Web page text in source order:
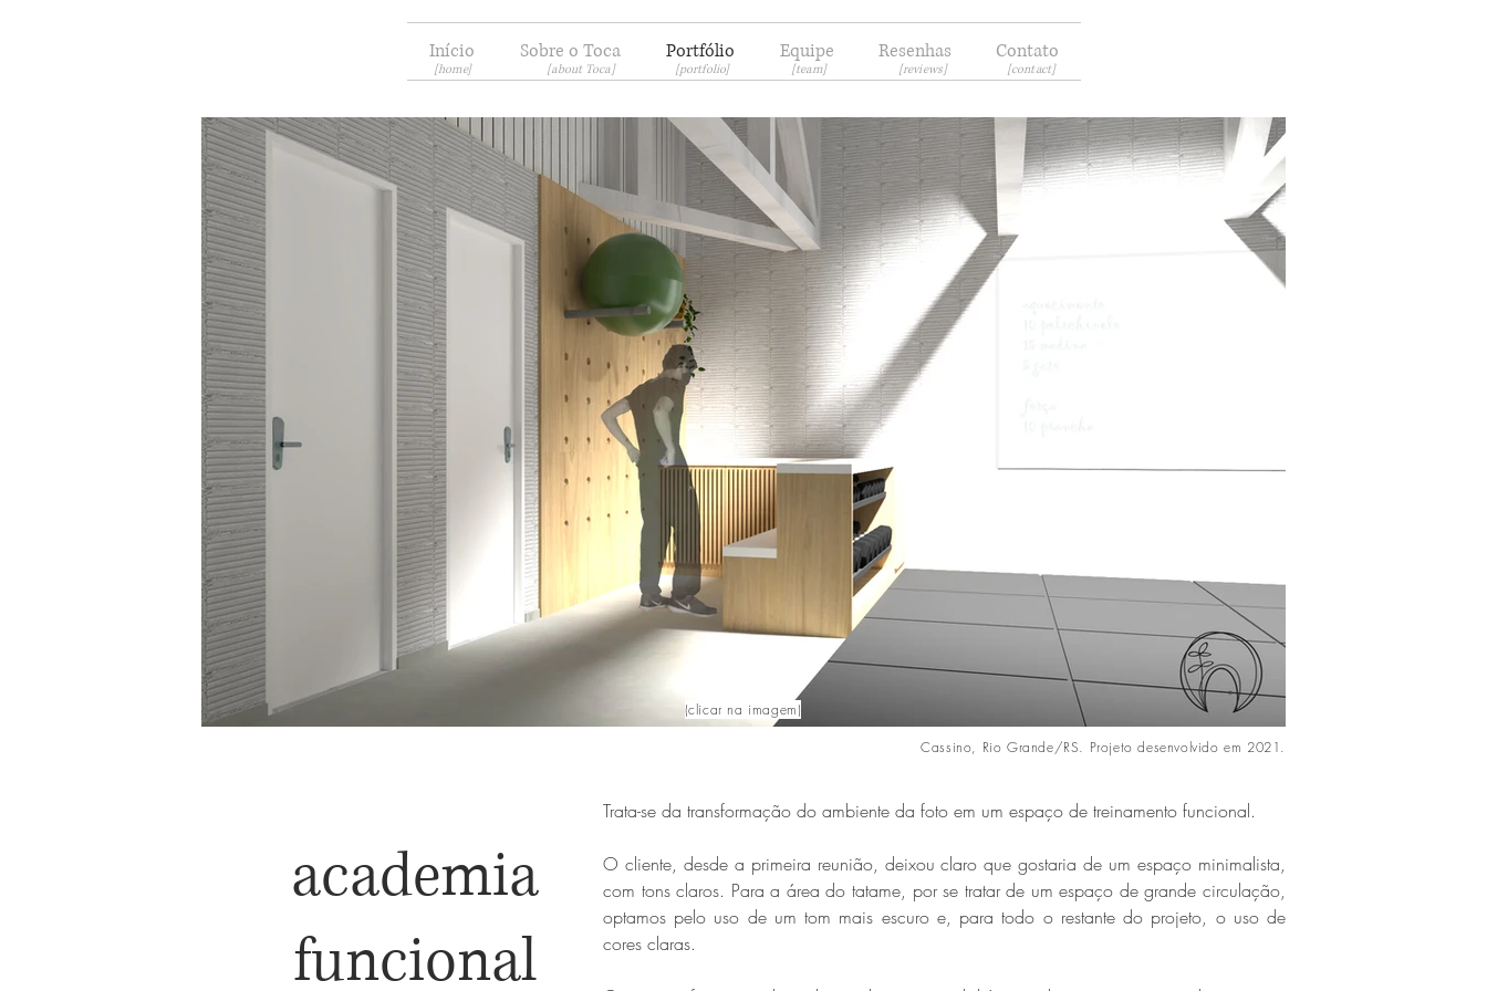
Início Sobre o Toca Portfólio Equipe Resenhas Contato
[home] [about Toca] [portfolio] [team] [reviews] [contact]
Click here
(clicar na imagem)
Cassino, Rio Grande/RS. Projeto desenvolvido em 2021.
academia
funcional
​Trata-se da transformação do ambiente da foto em um espaço de treinamento funcional.
O cliente, desde a primeira reunião, deixou claro que gostaria de um espaço minimalista,
com tons claros. Para a área do tatame, por se tratar de um espaço de grande circulação,
optamos pelo uso de um tom mais escuro e, para todo o restante do projeto, o uso de
cores claras.